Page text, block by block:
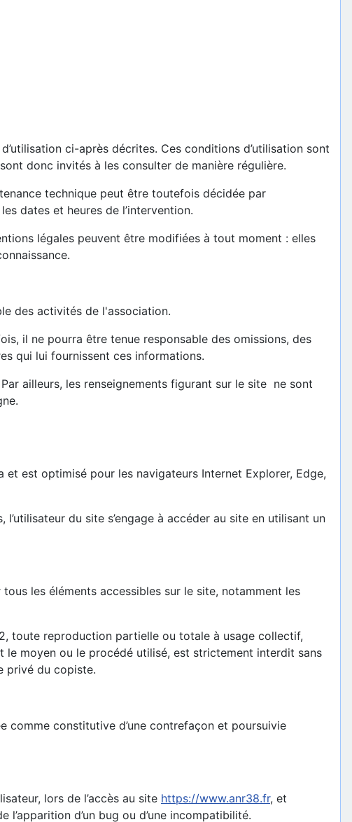
ci-après décrites. Ces conditions d’utilisation sont
sont donc invités à les consulter de manière régulière.
technique peut être toutefois décidée par
dates et heures de l’intervention.
légales peuvent être modifiées à tout moment : elles
des activités de l'association.
il ne pourra être tenue responsable des omissions, des
qui lui fournissent ces informations.
ailleurs, les renseignements figurant sur le site ne sont
est optimisé pour les navigateurs Internet Explorer, Edge,
du site s’engage à accéder au site en utilisant un
les éléments accessibles sur le site, notamment les
toute reproduction partielle ou totale à usage collectif,
moyen ou le procédé utilisé, est strictement interdit sans
privé du copiste.
comme constitutive d’une contrefaçon et poursuivie
lors de l’accès au site https://www.anr38.fr, et
d’un bug ou d’une incompatibilité.